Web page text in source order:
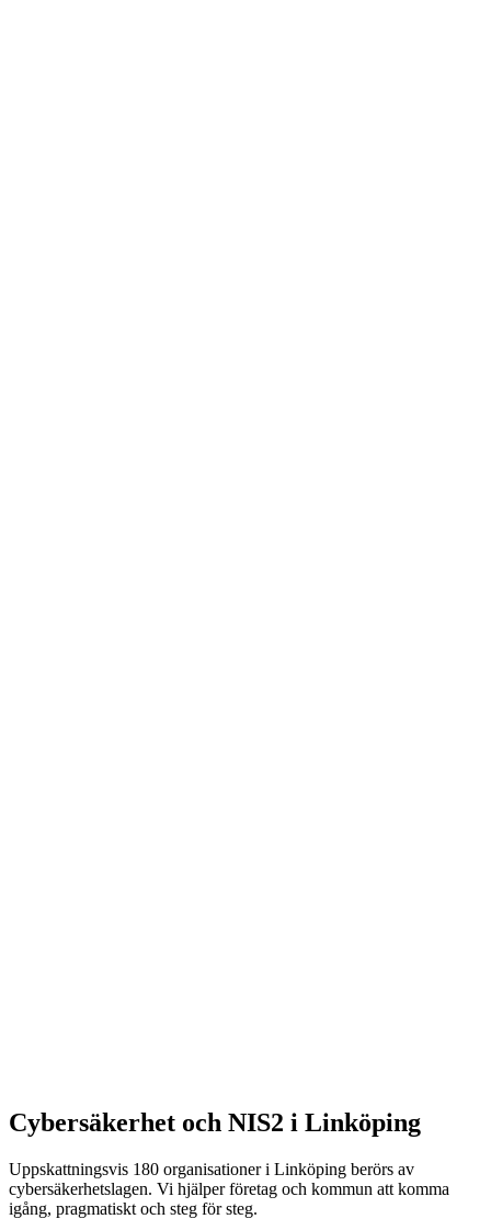
Cybersäkerhet och NIS2 i Linköping
Uppskattningsvis 180 organisationer i Linköping berörs av
cybersäkerhetslagen. Vi hjälper företag och kommun att komma
igång, pragmatiskt och steg för steg.